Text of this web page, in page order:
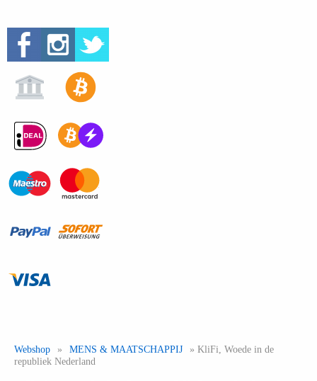
Webshop » MENS & MAATSCHAPPIJ
» KliFi, Woede in de
republiek Nederland